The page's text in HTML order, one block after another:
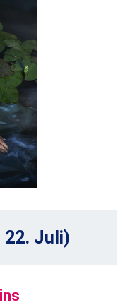
22. Juli)